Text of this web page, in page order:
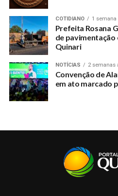
COTIDIANO 1 semana
Prefeita Rosana
de
Quinari
NOTÍCIAS 2 semanas
Convenção de
em ato marcado